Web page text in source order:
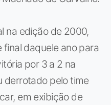
na edição de 2000,
final daquele ano para
por 3 a 2 na
derrotado pelo time
em exibição de